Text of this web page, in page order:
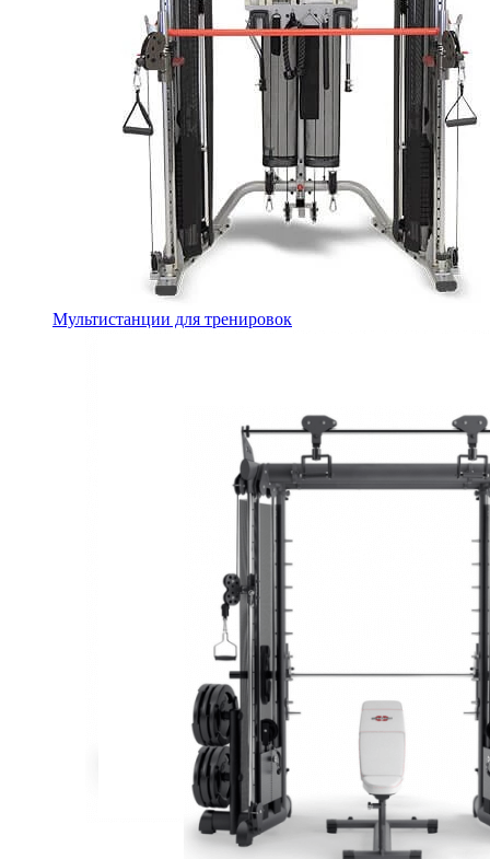
Мультистанции для тренировок